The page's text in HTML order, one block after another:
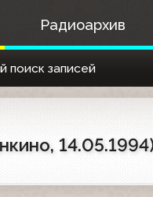
Радиоархив
поиск записей